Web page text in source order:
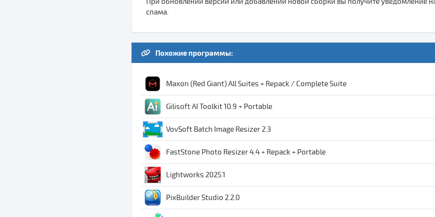
спама.
Похожие программы:
Maxon (Red Giant) All Suites + Repack / Complete Suite
Gilisoft AI Toolkit 10.9 + Portable
VovSoft Batch Image Resizer 2.3
FastStone Photo Resizer 4.4 + Repack + Portable
Lightworks 2025.1
PixBuilder Studio 2.2.0